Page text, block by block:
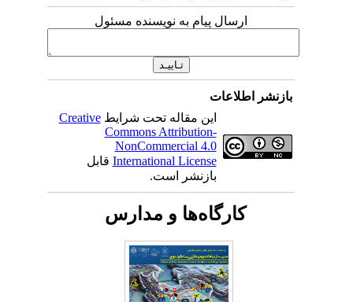
ارسال پیام به نویسنده مسئول
بازنشر اطلاعات
این مقاله تحت شرایطCreative
Commons Attribution-
NonCommercial 4.0
International Licenseقابل
بازنشر است.
کارگاه‌ها و مدارس